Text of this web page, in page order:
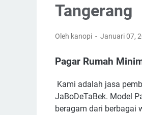
Tangerang
Oleh kanopi Januari 07,
Pagar Rumah
Kami adalah jasa
JaBoDeTaBek. Model
beragam dari berbagai